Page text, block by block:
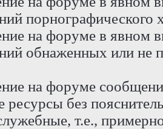
порнографического
на форуме в явном
обнаженных или не
на форуме
ресурсы без
т.е.,